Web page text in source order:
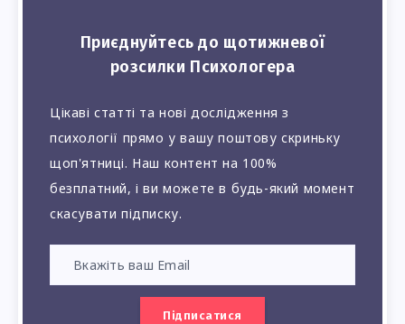
Приєднуйтесь до щотижневої
розсилки Психологера
Цікаві статті та нові дослідження з
психології прямо у вашу поштову скриньку
щоп'ятниці. Наш контент на 100%
безплатний, і ви можете в будь-який момент
скасувати підписку.
Підписатися